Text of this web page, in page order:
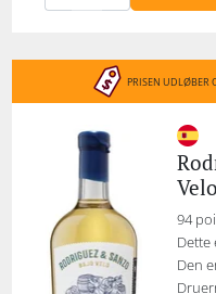
PRISEN UDLØBER
94
Dette
Den